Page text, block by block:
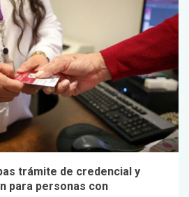
trámite de credencial y
para personas con